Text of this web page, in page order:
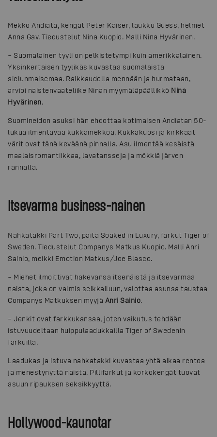
Mekko Andiata, kengät Peter Kaiser, laukku Guess, helmet
Anna Gav. Tiedustelut Nina Kuopio. Malli Nina Hyvärinen.
– Suomalainen tyyli on pelkistetympi kuin amerikkalainen.
Yksinkertaisen tyylikäs kuvastaa suomalaista
sielunmaisemaa. Raikkaudella mennään ja hurmataan,
arvioi naistenvaateliike Ninan myymäläpäällikkö Nina
Hyvärinen.
Suomineidon asuksi hän ehdottaa kotimaisen Andiatan 50-
lukua ilmentävää kukkamekkoa. Kukkakuosi ja kirkkaat
värit ovat tänä keväänä pinnalla. Asu ilmentää kesäistä
maalaisromantiikkaa, lavatansseja ja mökkiä järven
rannalla.
Itsevarma business-nainen
Nahkatakki Part Two, paita Soaked in Luxury, farkut Tiger of
Sweden. Tiedustelut Companys Matkus Kuopio. Malli Anri
Sainio, meikki Emotion Matkus/Joe Blasco.
– Miehet ilmoittivat hakevansa itsenäistä ja itsevarmaa
naista, joka on valmis seikkailuun, valottaa asunsa taustaa
Companys Matkuksen myyjä Anri Sainio.
– Jenkit ovat farkkukansaa, joten vaikutus tehdään
istuvuudeltaan huippulaadukkailla Tiger of Swedenin
farkuilla.
Laadukas ja istuva nahkatakki kuvastaa yhtä aikaa rentoa
ja menestynyttä naista. Pillifarkut ja korkokengät tuovat
asuun ripauksen seksikkyyttä.
Hollywood-kaunotar